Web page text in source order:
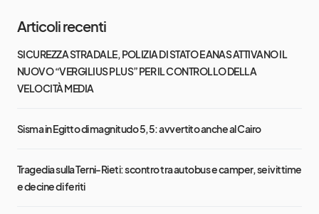
Articoli recenti
SICUREZZA STRADALE, POLIZIA DI STATO E ANAS ATTIVANO IL
NUOVO “VERGILIUS PLUS” PER IL CONTROLLO DELLA
VELOCITÀ MEDIA
Sisma in Egitto di magnitudo 5,5: avvertito anche al Cairo
Tragedia sulla Terni-Rieti: scontro tra autobus e camper, sei vittime
e decine di feriti